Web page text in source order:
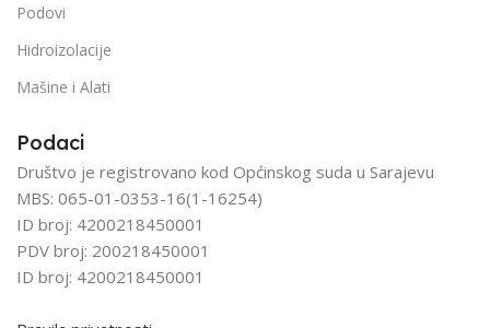
Podovi
Hidroizolacije
Mašine i Alati
Podaci
Društvo je registrovano kod Općinskog suda u Sarajevu
MBS: 065-01-0353-16(1-16254)
ID broj: 4200218450001
PDV broj: 200218450001
ID broj: 4200218450001